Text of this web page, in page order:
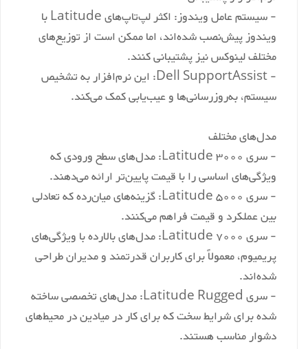
- سیستم عامل ویندوز: اکثر لپ‌تاپ‌های Latitude با
ویندوز پیش‌نصب شده‌اند، اما ممکن است از توزیع‌های
مختلف لینوکس نیز پشتیبانی کنند.
- Dell SupportAssist: این نرم‌افزار به تشخیص
سیستم، به‌روزرسانی‌ها و عیب‌یابی کمک می‌کند.
مدل‌های مختلف
- سری Latitude 3000: مدل‌های سطح ورودی که
ویژگی‌های اساسی را با قیمت پایین‌تر ارائه می‌دهند.
- سری Latitude 5000: گزینه‌های میان‌رده که تعادلی
بین عملکرد و قیمت فراهم می‌کنند.
- سری Latitude 7000: مدل‌های بالارده با ویژگی‌های
پریمیوم، معمولاً برای کاربران قدرتمند و مدیران طراحی
شده‌اند.
- سری Latitude Rugged: مدل‌های تخصصی ساخته
شده برای شرایط سخت که برای کار در میادین در محیط‌های
دشوار مناسب هستند.